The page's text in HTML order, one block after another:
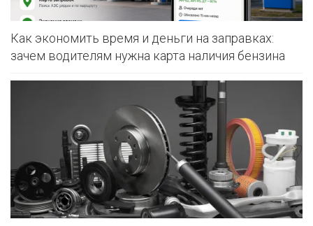
Как экономить время и деньги на заправках:
зачем водителям нужна карта наличия бензина